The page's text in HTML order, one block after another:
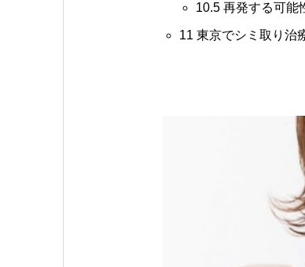
10.5再発する可能
11 東京でシミ取り治